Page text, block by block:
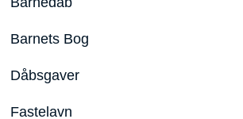
Barnets Bog
Dåbsgaver
Fastelavn